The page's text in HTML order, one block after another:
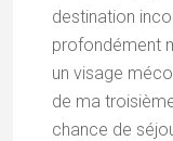
destination
profondément
un visage
de ma
chance de